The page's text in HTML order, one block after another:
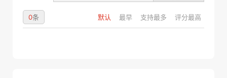
默认 最早 支持最多 评分最高
0条